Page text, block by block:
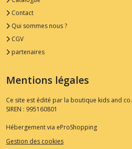
Contact
Qui sommes nous ?
CGV
partenaires
Mentions légales
Ce site est édité par la boutique kids and co.
SIREN : 995160801
Hébergement via eProShopping
Gestion des cookies